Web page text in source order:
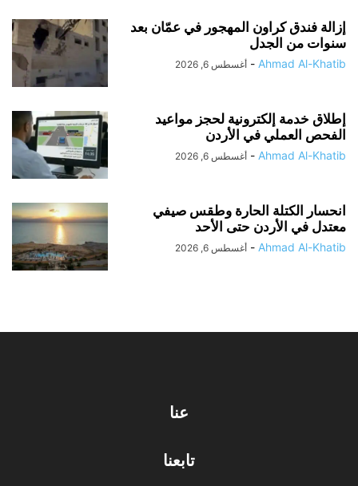
إزالة فندق كراون المهجور في عمّان بعد
سنوات من الجدل
Ahmad Al-Khatib
- أغسطس 6, 2026
إطلاق خدمة إلكترونية لحجز مواعيد
الفحص العملي في الأردن
Ahmad Al-Khatib
- أغسطس 6, 2026
انحسار الكتلة الحارة وطقس صيفي
معتدل في الأردن حتى الأحد
Ahmad Al-Khatib
- أغسطس 6, 2026
عنا
تابعنا